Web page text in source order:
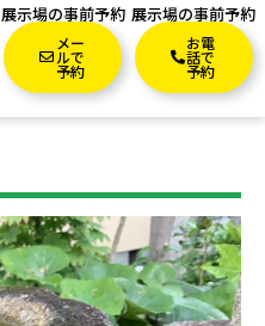
展示場の事前予約
メー
ルで
予約
展示場の事前予約
お電
話で
予約